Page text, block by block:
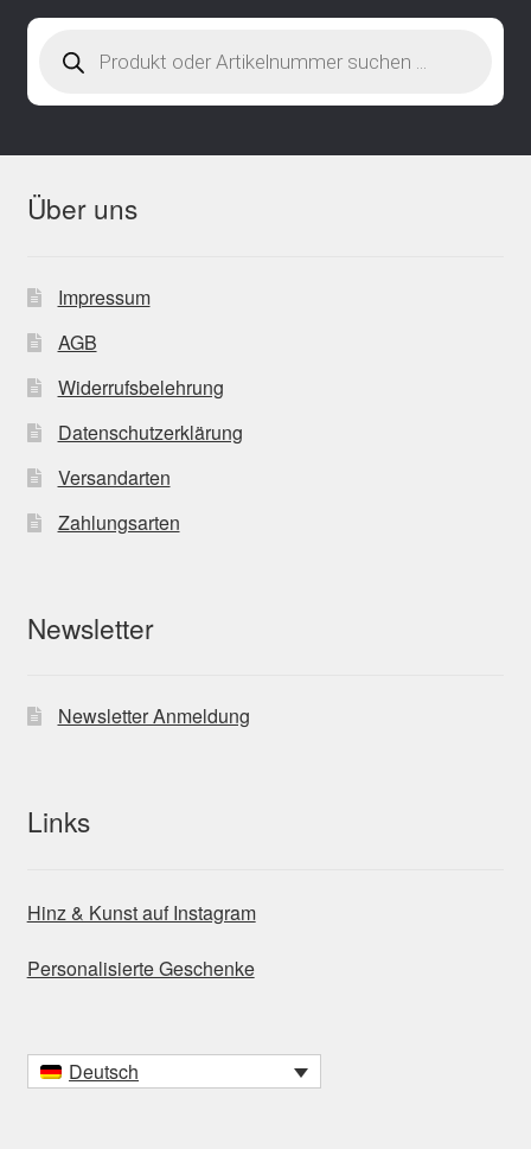
search
Über uns
Impressum
AGB
Widerrufsbelehrung
Datenschutzerklärung
Versandarten
Zahlungsarten
Newsletter
Newsletter Anmeldung
Links
Hinz & Kunst auf Instagram
Personalisierte Geschenke
Deutsch